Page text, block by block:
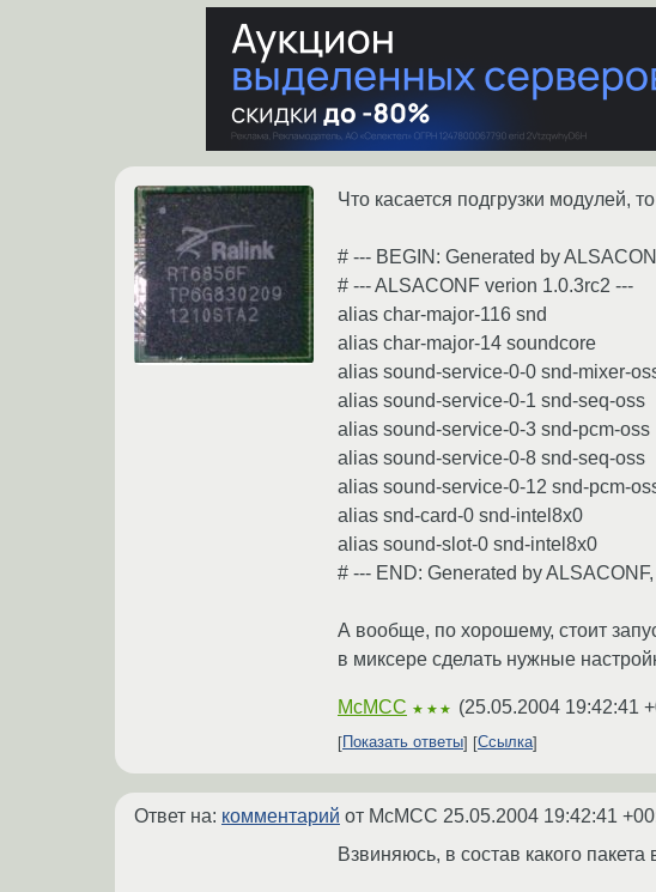
Что касается подгрузки модулей,
# --- BEGIN: Generated by
# --- ALSACONF verion 1.0.3rc2 ---
alias char-major-116 snd
alias char-major-14 soundcore
alias sound-service-0-0 snd-mixer-
alias sound-service-0-1 snd-seq-oss
alias sound-service-0-3 snd-pcm-oss
alias sound-service-0-8 snd-seq-oss
alias sound-service-0-12 snd-pcm-
alias snd-card-0 snd-intel8x0
alias sound-slot-0 snd-intel8x0
# --- END: Generated by
А вообще, по хорошему, стоит
в миксере сделать нужные
McMCC ★★★ (25.05.2004 19:42:41
Показать ответы Ссылка
Ответ на: комментарий от McMCC 25.05.2004 19:42:41
Bзвиняюсь, в состав какого